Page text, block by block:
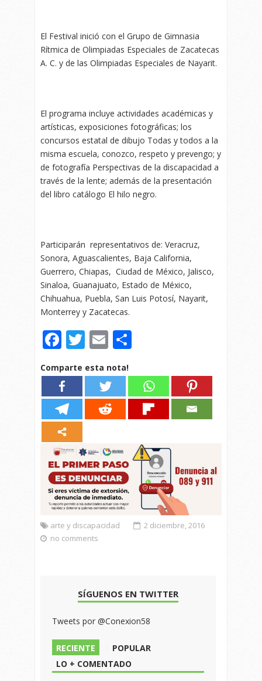
El Festival inició con el Grupo de Gimnasia
Rítmica de Olimpiadas Especiales de Zacatecas
A. C. y de las Olimpiadas Especiales de Nayarit.
El programa incluye actividades académicas y
artísticas, exposiciones fotográficas; los
concursos estatal de dibujo Todas y todos a la
misma escuela, conozco, respeto y prevengo; y
de fotografía Perspectivas de la discapacidad a
través de la lente; además de la presentación
del libro catálogo El hilo negro.
Participarán representativos de: Veracruz,
Sonora, Aguascalientes, Baja California,
Guerrero, Chiapas, Ciudad de México, Jalisco,
Sinaloa, Guanajuato, Estado de México,
Chihuahua, Puebla, San Luis Potosí, Nayarit,
Monterrey y Zacatecas.
Facebook
Twitter
Email
Comparte esta nota!
arte y discapacidad
2 diciembre, 2016
no comments
SÍGUENOS EN TWITTER
Tweets por @Conexion58
RECIENTE
POPULAR
LO + COMENTADO